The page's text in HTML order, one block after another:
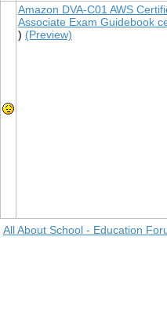
Amazon DVA-C01 AWS
Associate Exam Guidebook
) (Preview)
All About School - Education